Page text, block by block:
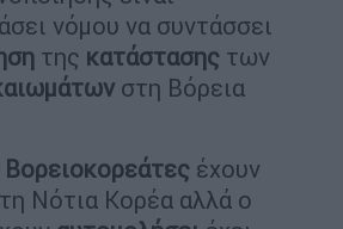
νόμου να συντάσσει
της κατάστασης των
στη Βόρεια
έχουν
Νότια Κορέα αλλά ο